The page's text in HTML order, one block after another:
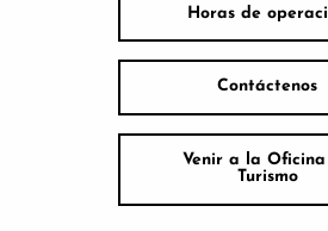
Horas de
Contáctenos
Venir a la
Turismo